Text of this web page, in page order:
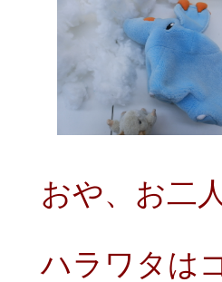
おや、お二
ハラワタは